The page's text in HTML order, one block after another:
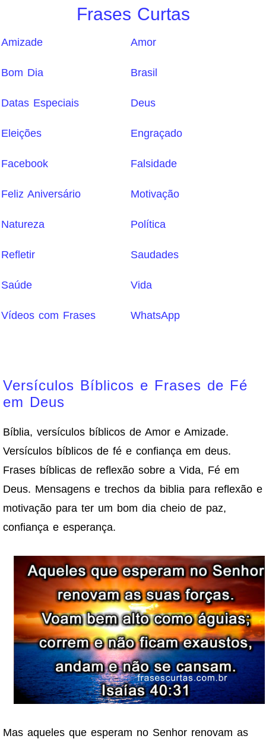
Frases Curtas
Amizade Amor
Bom Dia Brasil
Datas Especiais Deus
Eleições Engraçado
Facebook Falsidade
Feliz Aniversário Motivação
Natureza Política
Refletir Saudades
Saúde Vida
Vídeos com Frases WhatsApp
Versículos Bíblicos e Frases de Fé
em Deus
Bíblia, versículos bíblicos de Amor e Amizade.
Versículos bíblicos de fé e confiança em deus.
Frases bíblicas de reflexão sobre a Vida, Fé em
Deus. Mensagens e trechos da biblia para reflexão e
motivação para ter um bom dia cheio de paz,
confiança e esperança.
Mas aqueles que esperam no Senhor renovam as